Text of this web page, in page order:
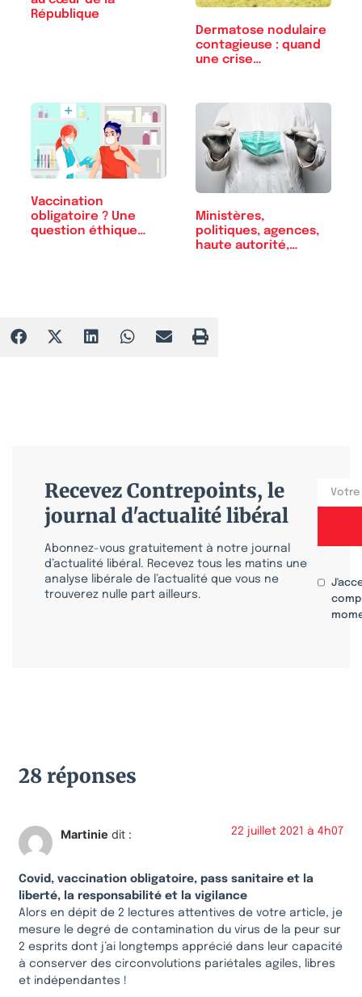
République
Dermatose nodulaire
contagieuse : quand
une crise…
Vaccination
obligatoire ? Une
question éthique…
Ministères,
politiques, agences,
haute autorité,…
Recevez Contrepoints, le
journal d'actualité libéral
Abonnez-vous gratuitement à notre journal
d’actualité libéral. Recevez tous les matins une
analyse libérale de l’actualité que vous ne
trouverez nulle part ailleurs.
28 réponses
Martinie dit : 22 juillet 2021 à 4h07
Covid, vaccination obligatoire, pass sanitaire et la
liberté, la responsabilité et la vigilance
Alors en dépit de 2 lectures attentives de votre article, je
mesure le degré de contamination du virus de la peur sur
2 esprits dont j’ai longtemps apprécié dans leur capacité
à conserver des circonvolutions pariétales agiles, libres
et indépendantes !